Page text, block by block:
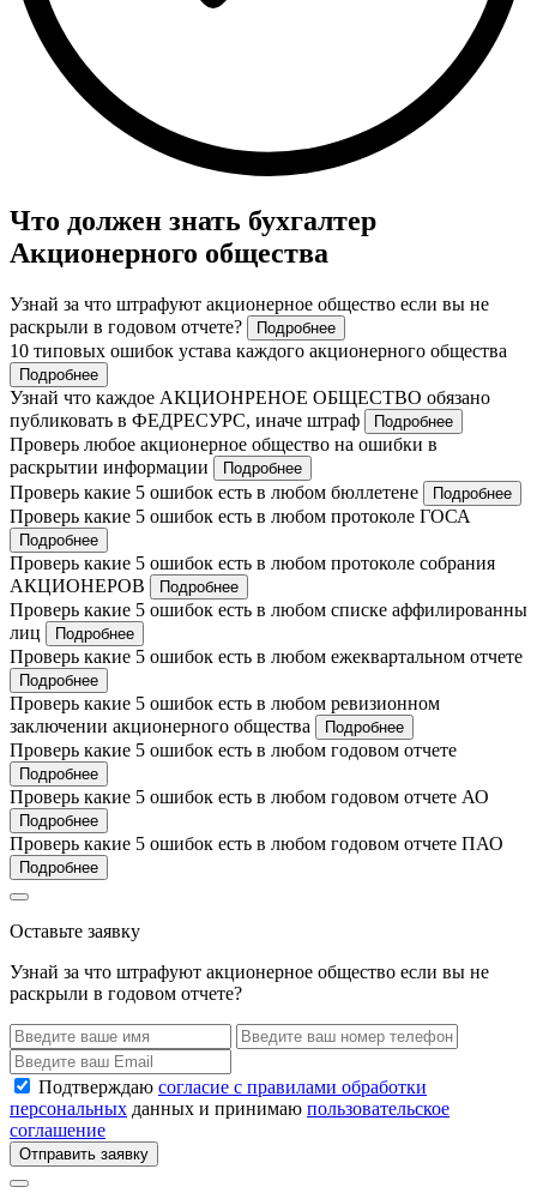
Что должен знать бухгалтер
Акционерного общества
Узнай за что штрафуют акционерное общество если вы не
раскрыли в годовом отчете?
Подробнее
10 типовых ошибок устава каждого акционерного общества
Подробнее
Узнай что каждое АКЦИОНРЕНОЕ ОБЩЕСТВО обязано
публиковать в ФЕДРЕСУРС, иначе штраф
Подробнее
Проверь любое акционерное общество на ошибки в
раскрытии информации
Подробнее
Проверь какие 5 ошибок есть в любом бюллетене Подробнее
Проверь какие 5 ошибок есть в любом протоколе ГОСА
Подробнее
Проверь какие 5 ошибок есть в любом протоколе собрания
АКЦИОНЕРОВ
Подробнее
Проверь какие 5 ошибок есть в любом списке аффилированны
лиц
Подробнее
Проверь какие 5 ошибок есть в любом ежеквартальном отчете
Подробнее
Проверь какие 5 ошибок есть в любом ревизионном
заключении акционерного общества
Подробнее
Проверь какие 5 ошибок есть в любом годовом отчете
Подробнее
Проверь какие 5 ошибок есть в любом годовом отчете АО
Подробнее
Проверь какие 5 ошибок есть в любом годовом отчете ПАО
Подробнее
Оставьте заявку
Узнай за что штрафуют акционерное общество если вы не
раскрыли в годовом отчете?
Подтверждаю согласие с правилами обработки
персональных данных и принимаю пользовательское
соглашение
Отправить заявку